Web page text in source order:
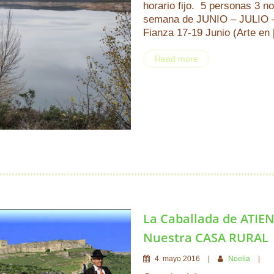
horario fijo. 5 personas 3
semana de JUNIO – JULIO
Fianza 17-19 Junio (Arte
Read more
La Caballada de
Nuestra CASA RURAL
4 mayo 2016 Noelia